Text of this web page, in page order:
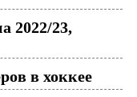
2022/23,
в хоккее